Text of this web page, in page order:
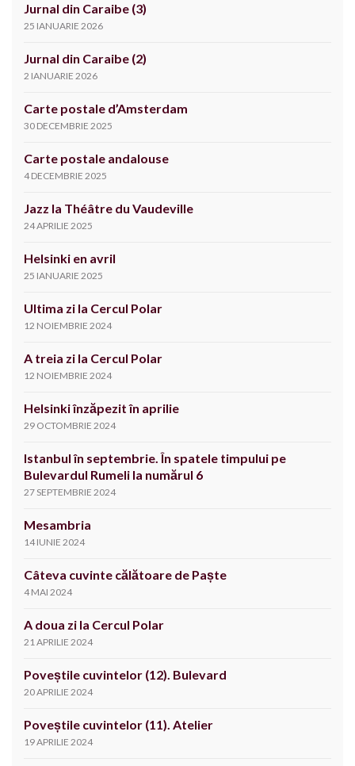
Jurnal din Caraibe (3)
25 IANUARIE 2026
Jurnal din Caraibe (2)
2 IANUARIE 2026
Carte postale d’Amsterdam
30 DECEMBRIE 2025
Carte postale andalouse
4 DECEMBRIE 2025
Jazz la Théâtre du Vaudeville
24 APRILIE 2025
Helsinki en avril
25 IANUARIE 2025
Ultima zi la Cercul Polar
12 NOIEMBRIE 2024
A treia zi la Cercul Polar
12 NOIEMBRIE 2024
Helsinki înzăpezit în aprilie
29 OCTOMBRIE 2024
Istanbul în septembrie. În spatele timpului pe
Bulevardul Rumeli la numărul 6
27 SEPTEMBRIE 2024
Mesambria
14 IUNIE 2024
Câteva cuvinte călătoare de Paște
4 MAI 2024
A doua zi la Cercul Polar
21 APRILIE 2024
Poveștile cuvintelor (12). Bulevard
20 APRILIE 2024
Poveștile cuvintelor (11). Atelier
19 APRILIE 2024